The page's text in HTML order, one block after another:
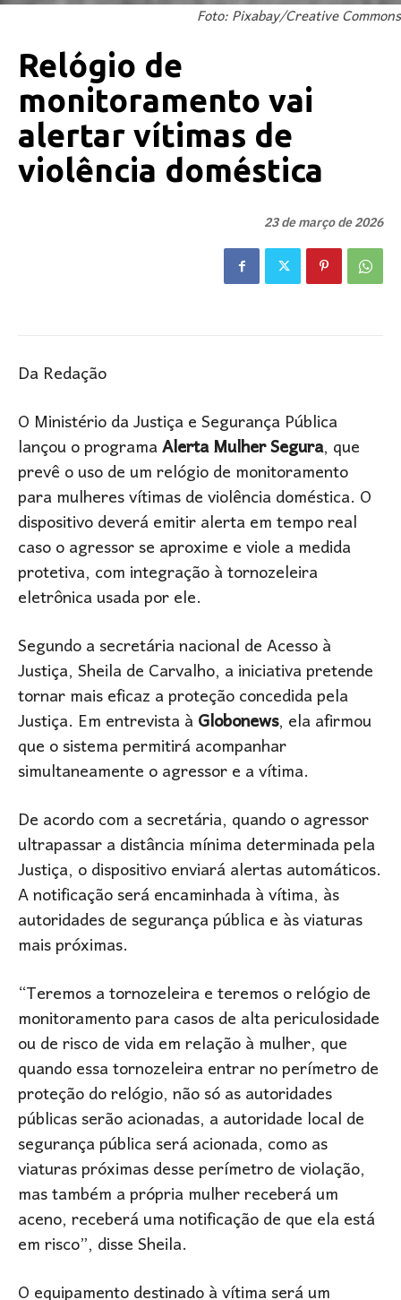
Foto: Pixabay/Creative Commons
Relógio de
monitoramento vai
alertar vítimas de
violência doméstica
23 de março de 2026
Da Redação
O Ministério da Justiça e Segurança Pública
lançou o programaAlerta Mulher Segura, que
prevê o uso de um relógio de monitoramento
para mulheres vítimas de violência doméstica. O
dispositivo deverá emitir alerta em tempo real
caso o agressor se aproxime e viole a medida
protetiva, com integração à tornozeleira
eletrônica usada por ele.
Segundo a secretária nacional de Acesso à
Justiça, Sheila de Carvalho, a iniciativa pretende
tornar mais eficaz a proteção concedida pela
Justiça. Em entrevista àGlobonews, ela afirmou
que o sistema permitirá acompanhar
simultaneamente o agressor e a vítima.
De acordo com a secretária, quando o agressor
ultrapassar a distância mínima determinada pela
Justiça, o dispositivo enviará alertas automáticos.
A notificação será encaminhada à vítima, às
autoridades de segurança pública e às viaturas
mais próximas.
“Teremos a tornozeleira e teremos o relógio de
monitoramento para casos de alta periculosidade
ou de risco de vida em relação à mulher, que
quando essa tornozeleira entrar no perímetro de
proteção do relógio, não só as autoridades
públicas serão acionadas, a autoridade local de
segurança pública será acionada, como as
viaturas próximas desse perímetro de violação,
mas também a própria mulher receberá um
aceno, receberá uma notificação de que ela está
em risco”, disse Sheila.